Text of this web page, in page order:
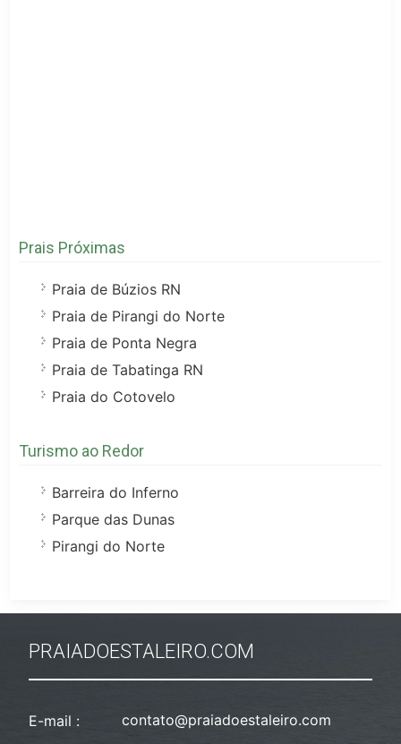
Prais Próximas
Praia de Búzios RN
Praia de Pirangi do Norte
Praia de Ponta Negra
Praia de Tabatinga RN
Praia do Cotovelo
Turismo ao Redor
Barreira do Inferno
Parque das Dunas
Pirangi do Norte
PRAIADOESTALEIRO.COM
E-mail : contato@praiadoestaleiro.com